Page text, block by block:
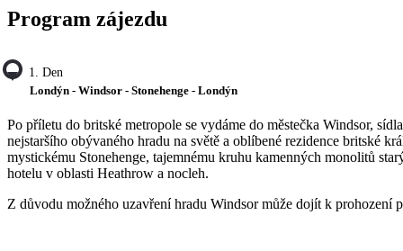
Program zájezdu
1. Den
Londýn - Windsor - Stonehenge - Londýn
Po příletu do britské metropole se vydáme do městečka Windsor,
nejstaršího obývaného hradu na světě a oblíbené rezidence britské
mystickému Stonehenge, tajemnému kruhu kamenných monolitů
hotelu v oblasti Heathrow a nocleh.
Z důvodu možného uzavření hradu Windsor může dojít k prohození